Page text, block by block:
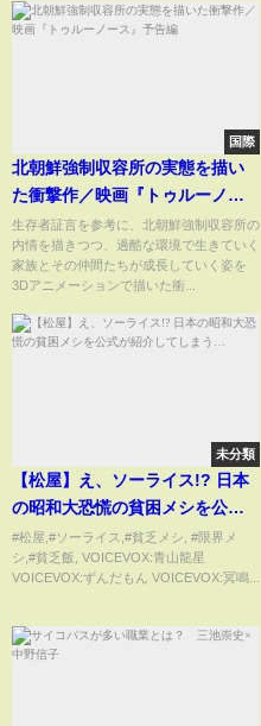
国際
北朝鮮強制収容所の実態を描い
た衝撃作／映画『トゥルーノー
ス』予告編
生存者証言を参考に、北朝鮮強制収容所の
内情を描きつつ、過酷な環境で生きていく
家族とその仲間たちが成長していく姿を
3Dアニメーションで描いた衝...
未分類
【松屋】え、ソーライス!? 日本
の昭和大恐慌の貧困メシを公式
が紹介してしまう…
#松屋,#ソーライス,#貧乏メシ, #限界メ
シ,#貧乏飯, VOICEVOX:青山龍星
VOICEVOX:ずんだもん VOICEVOX:冥鳴...